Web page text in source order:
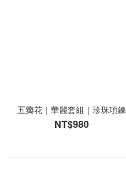
五瓣花｜華麗套組｜珍珠項鍊
NT$980